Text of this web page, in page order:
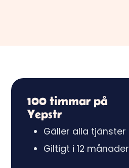
100 timmar på
Yepstr
Gäller alla tjänster
Giltigt i 12 månader